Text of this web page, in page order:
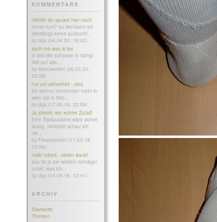
KOMMENTARE
HAHA! du spukst hier noch
immer rum? zu tirol kann ich
allerdings keine auskunft...
by dgs (04.04.20, 18:02)
sach ma was is los
in tirol die scheisse in ischgl
fällt auf alle...
by kleinzwolferl (26.03.20,
20:38)
nur zur sicherheit - also
ich wohne momentan mehr in
wien als in tirol....
by dgs (17.05.18, 22:59)
Ja stimmt, ein echter Zufall!
Eine Radausfahrt wäre sicher
lässig, vielleicht schau ich
mir...
by Freizeitathlet (17.05.18,
13:36)
hallo robert - vielen dank!
das ist ja ein wirklich schräger
zufall. was ich...
by dgs (14.05.18, 13:41)
ARCHIV
Startseite
Themen